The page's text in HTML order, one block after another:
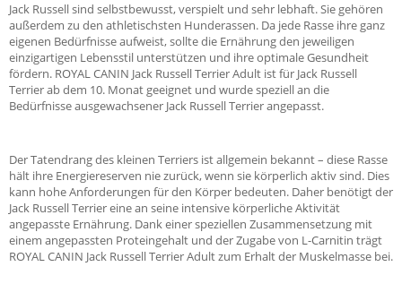
Jack Russell sind selbstbewusst, verspielt und sehr lebhaft. Sie gehören
außerdem zu den athletischsten Hunderassen. Da jede Rasse ihre ganz
eigenen Bedürfnisse aufweist, sollte die Ernährung den jeweiligen
einzigartigen Lebensstil unterstützen und ihre optimale Gesundheit
fördern. ROYAL CANIN Jack Russell Terrier Adult ist für Jack Russell
Terrier ab dem 10. Monat geeignet und wurde speziell an die
Bedürfnisse ausgewachsener Jack Russell Terrier angepasst.
Der Tatendrang des kleinen Terriers ist allgemein bekannt – diese Rasse
hält ihre Energiereserven nie zurück, wenn sie körperlich aktiv sind. Dies
kann hohe Anforderungen für den Körper bedeuten. Daher benötigt der
Jack Russell Terrier eine an seine intensive körperliche Aktivität
angepasste Ernährung. Dank einer speziellen Zusammensetzung mit
einem angepassten Proteingehalt und der Zugabe von L-Carnitin trägt
ROYAL CANIN Jack Russell Terrier Adult zum Erhalt der Muskelmasse bei.